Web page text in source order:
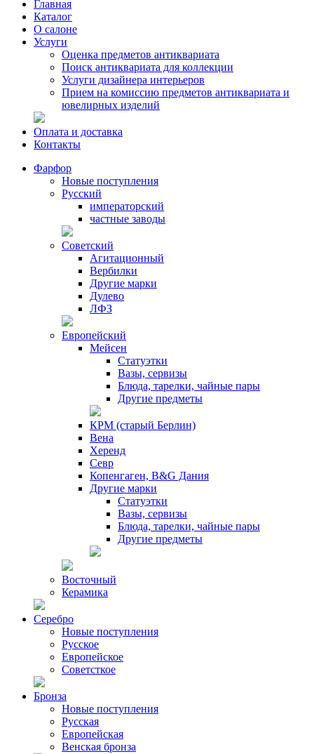
Главная
Каталог
О салоне
Услуги
Оценка предметов антиквариата
Поиск антиквариата для коллекции
Услуги дизайнера интерьеров
Прием на комиссию предметов антиквариата и
ювелирных изделий
Оплата и доставка
Контакты
Фарфор
Новые поступления
Русский
императорский
частные заводы
Советский
Агитационный
Вербилки
Другие марки
Дулево
ЛФЗ
Европейский
Мейсен
Статуэтки
Вазы, сервизы
Блюда, тарелки, чайные пары
Другие предметы
КРМ (старый Берлин)
Вена
Херенд
Севр
Копенгаген, B&G Дания
Другие марки
Статуэтки
Вазы, сервизы
Блюда, тарелки, чайные пары
Другие предметы
Восточный
Керамика
Серебро
Новые поступления
Русское
Европейское
Советсткое
Бронза
Новые поступления
Русская
Европейская
Венская бронза